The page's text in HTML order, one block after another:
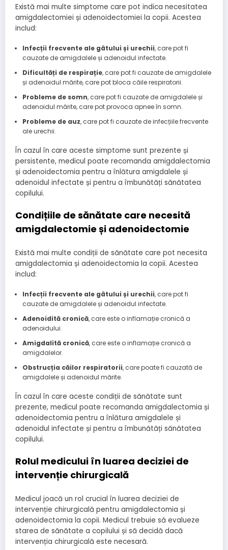
Există mai multe simptome care pot indica necesitatea
amigdalectomiei și adenoidectomiei la copii. Acestea
includ:
Infecții frecvente ale gâtului și urechii, care pot fi
cauzate de amigdalele și adenoidul infectate.
Dificultăți de respirație, care pot fi cauzate de amigdalele
și adenoidul mărite, care pot bloca căile respiratorii.
Probleme de somn, care pot fi cauzate de amigdalele și
adenoidul mărite, care pot provoca apnee în somn.
Probleme de auz, care pot fi cauzate de infecțiile frecvente
ale urechii.
În cazul în care aceste simptome sunt prezente și
persistente, medicul poate recomanda amigdalectomia
și adenoidectomia pentru a înlătura amigdalele și
adenoidul infectate și pentru a îmbunătăți sănătatea
copilului.
Condițiile de sănătate care necesită
amigdalectomie și adenoidectomie
Există mai multe condiții de sănătate care pot necesita
amigdalectomia și adenoidectomia la copii. Acestea
includ:
Infecții frecvente ale gâtului și urechii, care pot fi
cauzate de amigdalele și adenoidul infectate.
Adenoidită cronică, care este o inflamație cronică a
adenoidului.
Amigdalită cronică, care este o inflamație cronică a
amigdalelor.
Obstrucția căilor respiratorii, care poate fi cauzată de
amigdalele și adenoidul mărite.
În cazul în care aceste condiții de sănătate sunt
prezente, medicul poate recomanda amigdalectomia și
adenoidectomia pentru a înlătura amigdalele și
adenoidul infectate și pentru a îmbunătăți sănătatea
copilului.
Rolul medicului în luarea deciziei de
intervenție chirurgicală
Medicul joacă un rol crucial în luarea deciziei de
intervenție chirurgicală pentru amigdalectomia și
adenoidectomia la copii. Medicul trebuie să evalueze
starea de sănătate a copilului și să decidă dacă
intervenția chirurgicală este necesară.